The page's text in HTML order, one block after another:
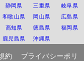
静岡県 三重県
岐阜県
和歌山県 岡山県
広島県
高知県 徳島県
福岡県
鹿児島県 沖縄県
約
プライバシーポリ